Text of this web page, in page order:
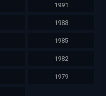
1991
1988
1985
1982
1979